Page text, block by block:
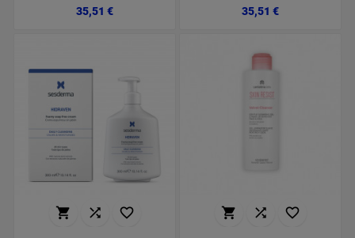
35,51 €Preço 35,51 €Preço
     